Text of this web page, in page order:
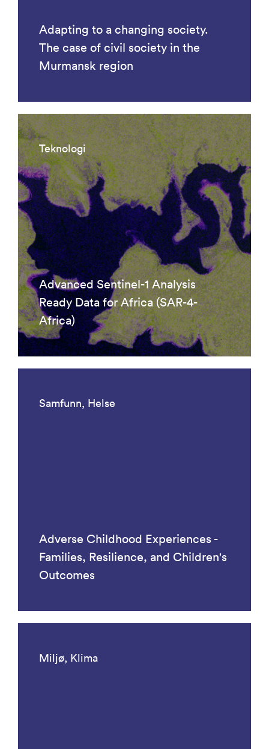
Adapting to a changing society.
The case of civil society in the
Murmansk region
Teknologi
Advanced Sentinel-1 Analysis
Ready Data for Africa (SAR-4-
Africa)
Samfunn, Helse
Adverse Childhood Experiences -
Families, Resilience, and Children's
Outcomes
Miljø, Klima